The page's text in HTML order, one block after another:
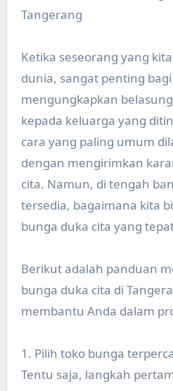
Tangerang
Ketika seseorang yang
dunia, sangat penting
mengungkapkan
kepada keluarga yang
cara yang paling umum
dengan mengirimkan
cita. Namun, di tengah
tersedia, bagaimana kita
bunga duka cita yang
Berikut adalah panduan
bunga duka cita di
membantu Anda dalam
1. Pilih toko bunga
Tentu saja, langkah